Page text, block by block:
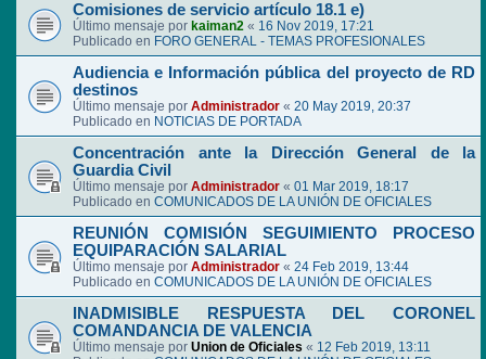
Comisiones de servicio artículo 18.1 e)
Último mensaje por kaiman2 « 16 Nov 2019, 17:21
Publicado en FORO GENERAL - TEMAS PROFESIONALES
Audiencia e Información pública del proyecto de RD
destinos
Último mensaje por Administrador « 20 May 2019, 20:37
Publicado en NOTICIAS DE PORTADA
Concentración ante la Dirección General de la
Guardia Civil
Último mensaje por Administrador « 01 Mar 2019, 18:17
Publicado en COMUNICADOS DE LA UNIÓN DE OFICIALES
REUNIÓN COMISIÓN SEGUIMIENTO PROCESO
EQUIPARACIÓN SALARIAL
Último mensaje por Administrador « 24 Feb 2019, 13:44
Publicado en COMUNICADOS DE LA UNIÓN DE OFICIALES
INADMISIBLE RESPUESTA DEL CORONEL
COMANDANCIA DE VALENCIA
Último mensaje por Union de Oficiales « 12 Feb 2019, 13:11